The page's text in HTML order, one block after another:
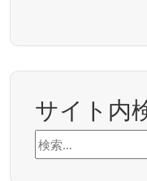
サイト内
検
索: